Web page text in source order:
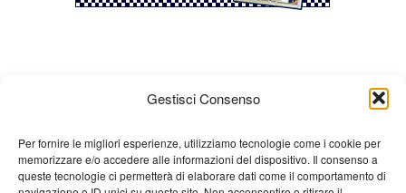
Gestisci Consenso
Per fornire le migliori esperienze, utilizziamo tecnologie come i cookie per
memorizzare e/o accedere alle informazioni del dispositivo. Il consenso a
queste tecnologie ci permetterà di elaborare dati come il comportamento di
Chi siamo Gian Carlo Minardi
Gear